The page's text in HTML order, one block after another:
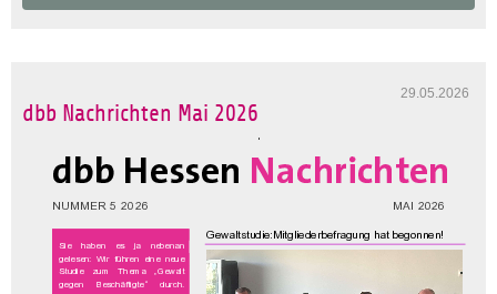
29.05.2026
dbb Nachrichten Mai 2026